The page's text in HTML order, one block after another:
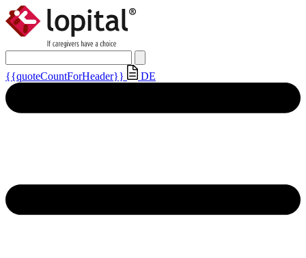
{{quoteCountForHeader}} DE